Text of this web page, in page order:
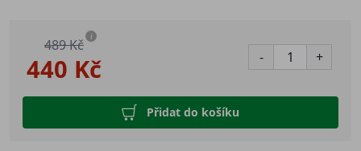
440 Kč
489 Kč i
- +
Přidat do košíku